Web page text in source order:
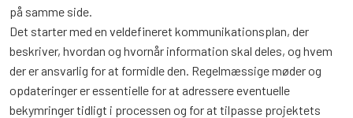
på samme side.
Det starter med en veldefineret kommunikationsplan, der
beskriver, hvordan og hvornår information skal deles, og hvem
der er ansvarlig for at formidle den. Regelmæssige møder og
opdateringer er essentielle for at adressere eventuelle
bekymringer tidligt i processen og for at tilpasse projektets